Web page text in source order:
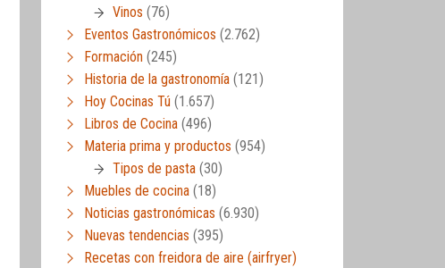
Vinos (76)
Eventos Gastronómicos (2.762)
Formación (245)
Historia de la gastronomía (121)
Hoy Cocinas Tú (1.657)
Libros de Cocina (496)
Materia prima y productos (954)
Tipos de pasta (30)
Muebles de cocina (18)
Noticias gastronómicas (6.930)
Nuevas tendencias (395)
Recetas con freidora de aire (airfryer)